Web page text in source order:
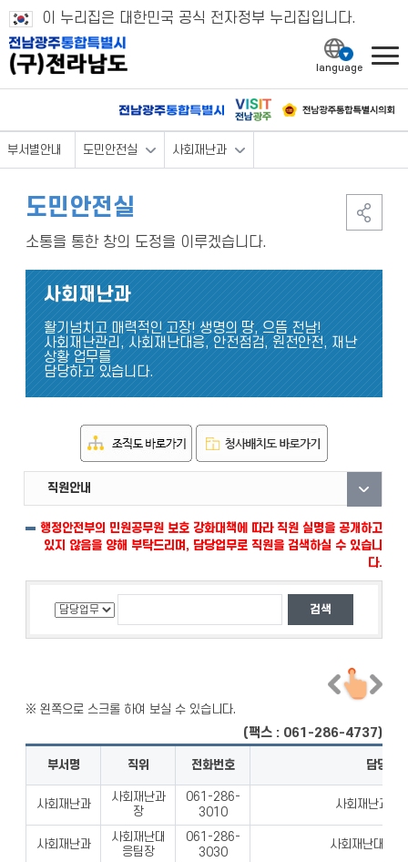
이 누리집은 대한민국 공식 전자정부 누리집입니다.
부서별안내 도민안전실 사회재난과
도민안전실
소통을 통한 창의 도정을 이루겠습니다.
사회재난과
활기넘치고 매력적인 고장! 생명의 땅, 으뜸 전남!
사회재난관리, 사회재난대응, 안전점검, 원전안전, 재난
상황 업무를
담당하고 있습니다.
직원안내
부서안내
자료실
행정안전부의 민원공무원 보호 강화대책에 따라 직원 실명을 공개하고
있지 않음을 양해 부탁드리며, 담당업무로 직원을 검색하실 수 있습니
다.
(팩스 : 061-286-4737)
부서명 직위 전화번호 담당업
사회재난과
사회재난과
장
061-286-
3010
사회재난과 업
사회재난과
사회재난대
응팀장
061-286-
3030
사회재난대응